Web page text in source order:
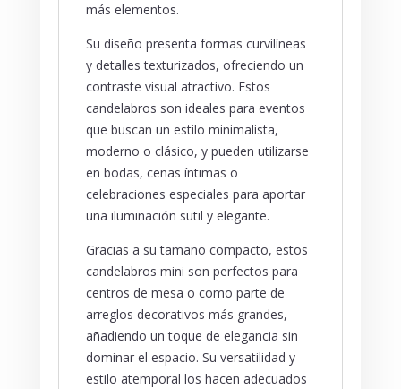
más elementos.
Su diseño presenta formas curvilíneas
y detalles texturizados, ofreciendo un
contraste visual atractivo. Estos
candelabros son ideales para eventos
que buscan un estilo minimalista,
moderno o clásico, y pueden utilizarse
en bodas, cenas íntimas o
celebraciones especiales para aportar
una iluminación sutil y elegante.
Gracias a su tamaño compacto, estos
candelabros mini son perfectos para
centros de mesa o como parte de
arreglos decorativos más grandes,
añadiendo un toque de elegancia sin
dominar el espacio. Su versatilidad y
estilo atemporal los hacen adecuados